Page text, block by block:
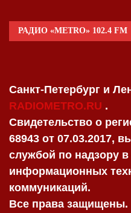
РАДИО «METRO» 102.4 FM
Санкт-Петербург и
RADIOMETRO.RU .
Свидетельство о
68943 от 07.03.2017,
службой по надзору
информационных
коммуникаций.
Все права защищены.